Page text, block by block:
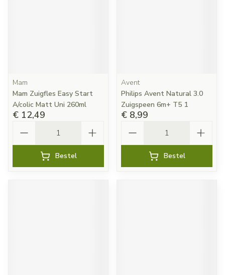
Mam
Mam Zuigfles Easy Start
A/colic Matt Uni 260ml
€ 12,49
Bestel
Avent
Philips Avent Natural 3.0
Zuigspeen 6m+ T5 1
€ 8,99
Bestel